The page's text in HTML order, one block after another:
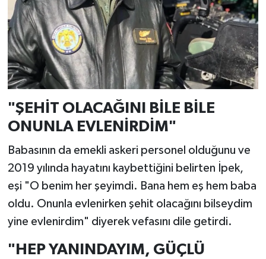
"ŞEHİT OLACAĞINI BİLE BİLE
ONUNLA EVLENİRDİM"
Babasının da emekli askeri personel olduğunu ve
2019 yılında hayatını kaybettiğini belirten İpek,
eşi "O benim her şeyimdi. Bana hem eş hem baba
oldu. Onunla evlenirken şehit olacağını bilseydim
yine evlenirdim" diyerek vefasını dile getirdi.
"HEP YANINDAYIM, GÜÇLÜ